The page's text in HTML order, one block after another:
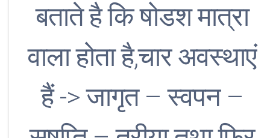
बताते है कि षोडश मात्रा
वाला होता है,चार अवस्थाएं
हैं -> जागृत – स्वपन –